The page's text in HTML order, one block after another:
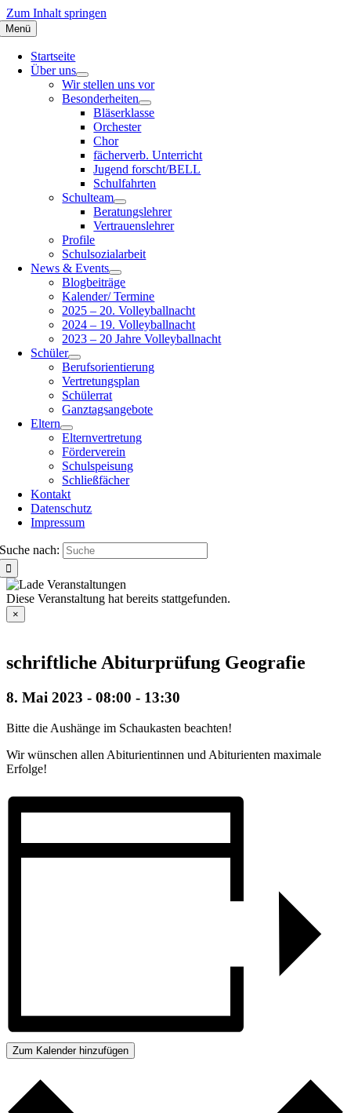
Zum Inhalt springen
Menü
Startseite
Über uns
Wir stellen uns vor
Besonderheiten
Bläserklasse
Orchester
Chor
fächerverb. Unterricht
Jugend forscht/BELL
Schulfahrten
Schulteam
Beratungslehrer
Vertrauenslehrer
Profile
Schulsozialarbeit
News & Events
Blogbeiträge
Kalender/ Termine
2025 – 20. Volleyballnacht
2024 – 19. Volleyballnacht
2023 – 20 Jahre Volleyballnacht
Schüler
Berufsorientierung
Vertretungsplan
Schülerrat
Ganztagsangebote
Eltern
Elternvertretung
Förderverein
Schulspeisung
Schließfächer
Kontakt
Datenschutz
Impressum
Suche nach:
Diese Veranstaltung hat bereits stattgefunden.
×
schriftliche Abiturprüfung Geografie
8. Mai 2023 - 08:00 - 13:30
Bitte die Aushänge im Schaukasten beachten!
Wir wünschen allen Abiturientinnen und Abiturienten maximale
Erfolge!
Zum Kalender hinzufügen